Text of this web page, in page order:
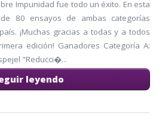
Impunidad fue todo un éxito. En esta
80 ensayos de ambas categorías
¡Muchas gracias a todas y a todos
edición! Ganadores Categoría A:
"Reducci�...
leyendo